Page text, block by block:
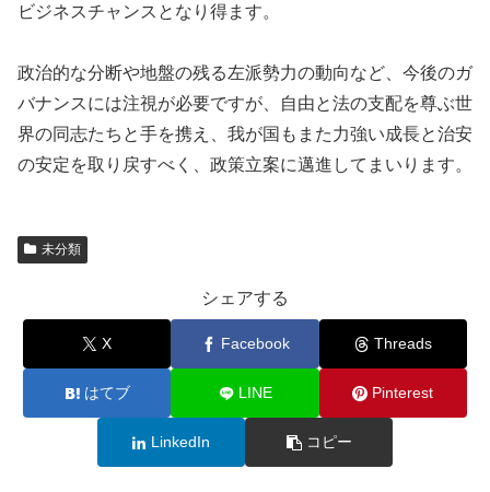
ビジネスチャンスとなり得ます。
政治的な分断や地盤の残る左派勢力の動向など、今後のガ
バナンスには注視が必要ですが、自由と法の支配を尊ぶ世
界の同志たちと手を携え、我が国もまた力強い成長と治安
の安定を取り戻すべく、政策立案に邁進してまいります。
未分類
シェアする
X Facebook Threads
はてブ LINE Pinterest
LinkedIn コピー